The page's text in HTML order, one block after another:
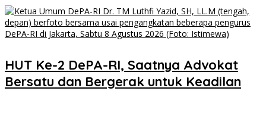
HUT Ke-2 DePA-RI, Saatnya Advokat
Bersatu dan Bergerak untuk Keadilan